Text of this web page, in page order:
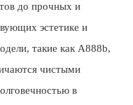
до прочных и
эстетике и
такие как A888b,
чистыми
в